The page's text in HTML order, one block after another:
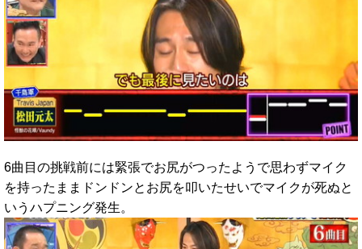
6曲目の挑戦前には緊張でお尻がつったようで思わずマイク
を持ったままドンドンとお尻を叩いたせいでマイクが死ぬと
いうハプニング発生。